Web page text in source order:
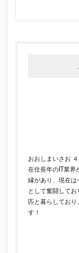
おおしまいさお
在住長年のIT業界
縁があり、現在は
として奮闘して
匹と暮らしてお
す！